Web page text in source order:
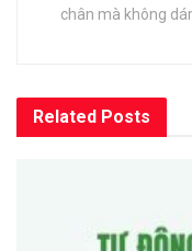
chân mà không
Related Posts